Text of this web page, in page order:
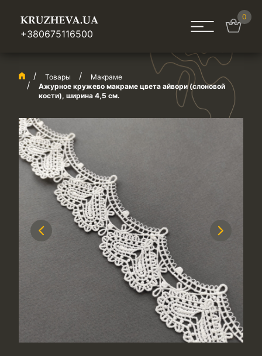
+380675116500
0
Товары
Макраме
Ажурное кружево макраме цвета айвори (слоновой
кости), ширина 4,5 см.
Previous Next